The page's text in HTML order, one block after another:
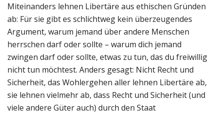
Miteinanders lehnen Libertäre aus ethischen Gründen
ab: Für sie gibt es schlichtweg kein überzeugendes
Argument, warum jemand über andere Menschen
herrschen darf oder sollte – warum dich jemand
zwingen darf oder sollte, etwas zu tun, das du freiwillig
nicht tun möchtest. Anders gesagt: Nicht Recht und
Sicherheit, das Wohlergehen aller lehnen Libertäre ab,
sie lehnen vielmehr ab, dass Recht und Sicherheit (und
viele andere Güter auch) durch den Staat